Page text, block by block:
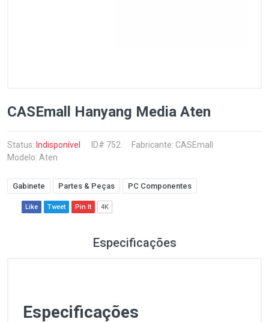
CASEmall Hanyang Media Aten
Status: Indisponível ID# 752 Fabricante: CASEmall
Modelo: Aten
Gabinete Partes & Peças PC Componentes
Like Tweet Pin It 4K
Especificações
Especificações